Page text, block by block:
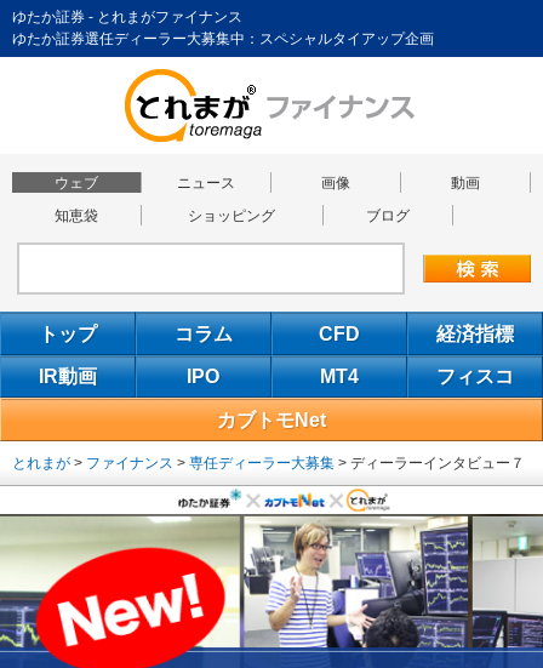
ゆたか証券 - とれまがファイナンス
ゆたか証券選任ディーラー大募集中：スペシャルタイアップ企画
ウェブ ニュース 画像
動画
知恵袋
ショッピング ブログ
トップ コラム CFD 経済指標
IR動画 IPO MT4 フィスコ
カブトモNet
とれまが > ファイナンス > 専任ディーラー大募集 > ディーラーインタビュー７